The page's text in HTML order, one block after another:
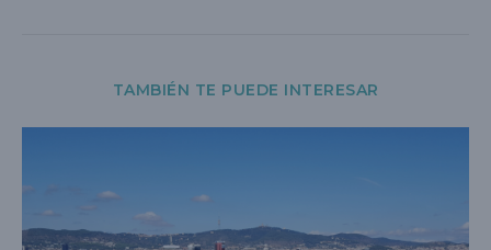
TAMBIÉN TE PUEDE INTERESAR